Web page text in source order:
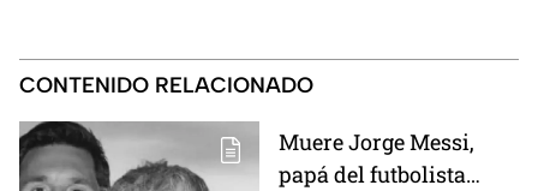
CONTENIDO RELACIONADO
Muere Jorge Messi,
papá del futbolista